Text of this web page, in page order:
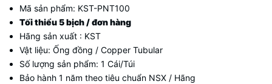
Mã sản phẩm: KST-PNT100
Tối thiểu 5 bịch / đơn hàng
Hãng sản xuất : KST
Vật liệu: Ống đồng / Copper Tubular
Số lượng sản phẩm: 1 Cái/Túi
Bảo hành 1 năm theo tiêu chuẩn NSX / Hãng